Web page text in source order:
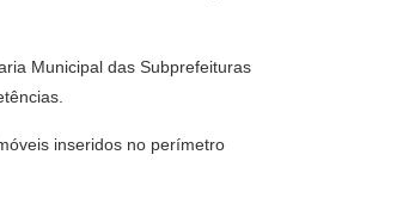
Municipal das Subprefeituras
inseridos no perímetro